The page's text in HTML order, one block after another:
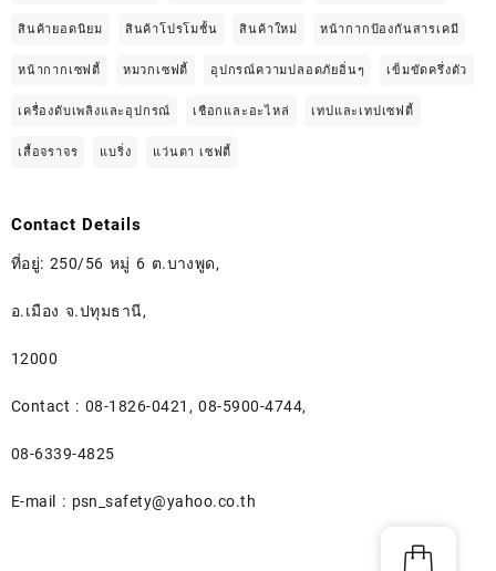
สินค้ายอดนิยม สินค้าโปรโมชั้น สินค้าใหม่ หน้ากากป้องกันสารเคมี
หน้ากากเซฟตี้ หมวกเซฟตี้ อุปกรณ์ความปลอดภัยอิ่นๆ เข็มขัดครึ่งตัว
เครื่องดับเพลิงและอุปกรณ์ เชือกและอะไหล่ เทปและเทปเซฟตี้
เสื้อจราจร แบริ่ง แว่นตา เซฟตี้
Contact Details
ที่อยู่: 250/56 หมู่ 6 ต.บางพูด,
อ.เมือง จ.ปทุมธานี,
12000
Contact : 08-1826-0421, 08-5900-4744,
08-6339-4825
E-mail : psn_safety@yahoo.co.th